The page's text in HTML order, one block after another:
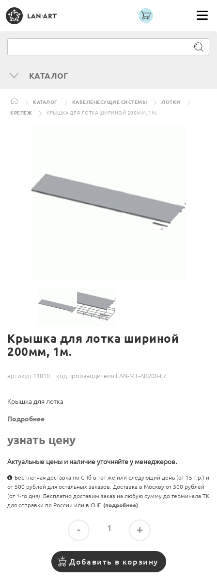
КАТАЛОГ
КАТАЛОГ КАБЕЛЕНЕСУЩИЕ СИСТЕМЫ
ЛОТКИ
КРЕПЕЖ
КРЫШКА ДЛЯ ЛОТКА ШИРИНОЙ 200ММ, 1М.
Крышка для лотка шириной
200мм, 1м.
артикул 11810 код производителя LAN-MT-AB200-EZ
Крышка для лотка
Подробнее
узнать цену
Актуальные цены и наличие уточняйте у менеджеров.
Бесплатная доставка по СПб в тот же или следующий день (от 15 т.р.) и
от 500 рублей для остальных заказов. Доставка в Москву от 300 рублей
(от 1-го дня). Бесплатно доставим заказ на любую сумму до терминала ТК
для отправки по России или в СНГ. (подробнее)
- +
Добавить в корзину